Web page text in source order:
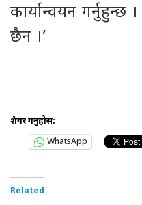
कार्यान्वयन गर्नुहुन्छ
छैन ।’
शेयर गर्नुहोस:
WhatsApp
Related